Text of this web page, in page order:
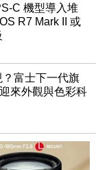
C 機型導入堆
R7 Mark II 或
富士下一代旗
來外觀與色彩科